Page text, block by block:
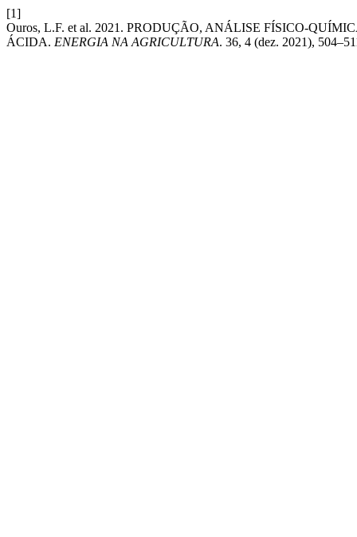
[1]
Ouros, L.F. et al. 2021. PRODUÇÃO, ANÁLISE FÍSICO-
ÁCIDA. ENERGIA NA AGRICULTURA. 36, 4 (dez. 2021),